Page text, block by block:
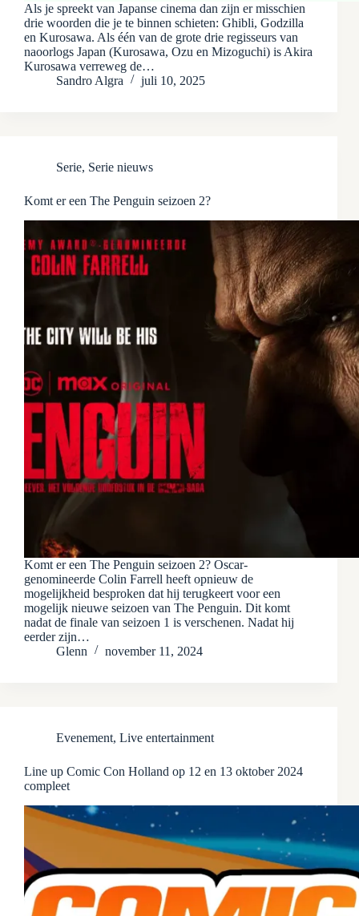
Als je spreekt van Japanse cinema dan zijn er misschien
drie woorden die je te binnen schieten: Ghibli, Godzilla
en Kurosawa. Als één van de grote drie regisseurs van
naoorlogs Japan (Kurosawa, Ozu en Mizoguchi) is Akira
Kurosawa verreweg de…
Sandro Algra
juli 10, 2025
Serie, Serie nieuws
Komt er een The Penguin seizoen 2?
Komt er een The Penguin seizoen 2? Oscar-
genomineerde Colin Farrell heeft opnieuw de
mogelijkheid besproken dat hij terugkeert voor een
mogelijk nieuwe seizoen van The Penguin. Dit komt
nadat de finale van seizoen 1 is verschenen. Nadat hij
eerder zijn…
Glenn
november 11, 2024
Evenement, Live entertainment
Line up Comic Con Holland op 12 en 13 oktober 2024
compleet